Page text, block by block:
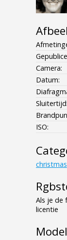
Camera:
Datum:
Sluitertijd:
ISO:
christmas
Als je de
licentie